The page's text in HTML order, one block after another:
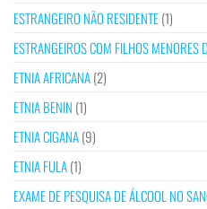
ESTRANGEIRO NÃO RESIDENTE(1)
ESTRANGEIROS COM FILHOS MENORES
ETNIA AFRICANA(2)
ETNIA BENIN (1)
ETNIA CIGANA(9)
ETNIA FULA(1)
EXAME DE PESQUISA DE ÁLCOOL NO